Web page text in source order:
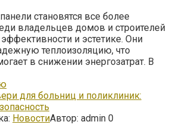
становятся все более
владельцев домов и строителей
и эстетике. Они
теплоизоляцию, что
в снижении энергозатрат. В
для больниц и поликлиник:
НовостиАвтор: admin 0